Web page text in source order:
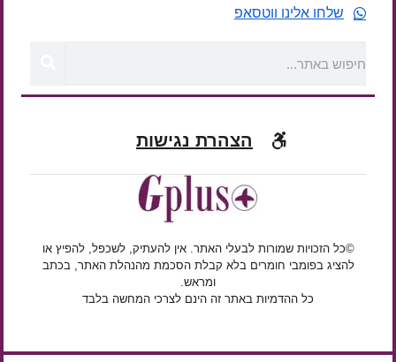
שלחו אלינו ווטסאפ
הצהרת נגישות
©כל הזכויות שמורות לבעלי האתר. אין להעתיק, לשכפל, להפיץ או
להציג בפומבי חומרים בלא קבלת הסכמת מהנהלת האתר, בכתב
ומראש.
כל ההדמיות באתר זה הינם לצרכי המחשה בלבד